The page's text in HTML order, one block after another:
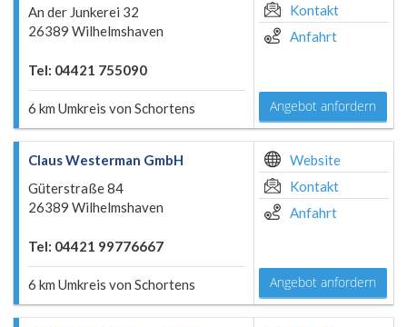
An der Junkerei 32
26389 Wilhelmshaven
Tel: 04421 755090
6 km Umkreis von Schortens
Kontakt
Anfahrt
Angebot anfordern
Claus Westerman GmbH
Güterstraße 84
26389 Wilhelmshaven
Tel: 04421 99776667
6 km Umkreis von Schortens
Website
Kontakt
Anfahrt
Angebot anfordern